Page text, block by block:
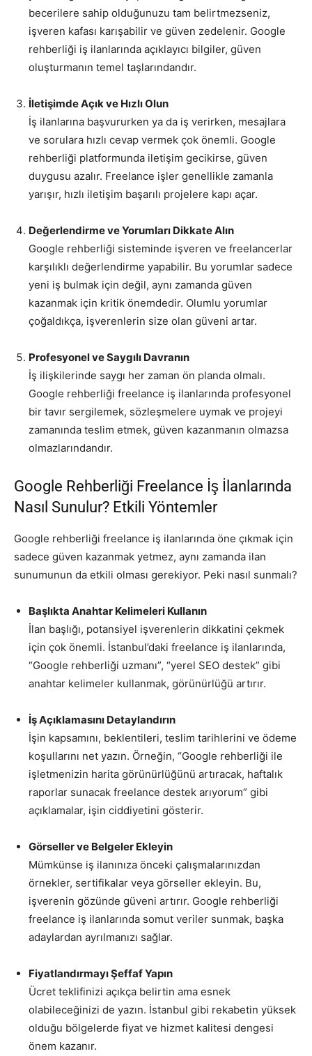
becerilere sahip olduğunuzu tam belirtmezseniz,
işveren kafası karışabilir ve güven zedelenir. Google
rehberliği iş ilanlarında açıklayıcı bilgiler, güven
oluşturmanın temel taşlarındandır.
İletişimde Açık ve Hızlı Olun
İş ilanlarına başvururken ya da iş verirken, mesajlara
ve sorulara hızlı cevap vermek çok önemli. Google
rehberliği platformunda iletişim gecikirse, güven
duygusu azalır. Freelance işler genellikle zamanla
yarışır, hızlı iletişim başarılı projelere kapı açar.
Değerlendirme ve Yorumları Dikkate Alın
Google rehberliği sisteminde işveren ve freelancerlar
karşılıklı değerlendirme yapabilir. Bu yorumlar sadece
yeni iş bulmak için değil, aynı zamanda güven
kazanmak için kritik önemdedir. Olumlu yorumlar
çoğaldıkça, işverenlerin size olan güveni artar.
Profesyonel ve Saygılı Davranın
İş ilişkilerinde saygı her zaman ön planda olmalı.
Google rehberliği freelance iş ilanlarında profesyonel
bir tavır sergilemek, sözleşmelere uymak ve projeyi
zamanında teslim etmek, güven kazanmanın olmazsa
olmazlarındandır.
Google Rehberliği Freelance İş İlanlarında
Nasıl Sunulur? Etkili Yöntemler
Google rehberliği freelance iş ilanlarında öne çıkmak için
sadece güven kazanmak yetmez, aynı zamanda ilan
sunumunun da etkili olması gerekiyor. Peki nasıl sunmalı?
Başlıkta Anahtar Kelimeleri Kullanın
İlan başlığı, potansiyel işverenlerin dikkatini çekmek
için çok önemli. İstanbul’daki freelance iş ilanlarında,
“Google rehberliği uzmanı”, “yerel SEO destek” gibi
anahtar kelimeler kullanmak, görünürlüğü artırır.
İş Açıklamasını Detaylandırın
İşin kapsamını, beklentileri, teslim tarihlerini ve ödeme
koşullarını net yazın. Örneğin, “Google rehberliği ile
işletmenizin harita görünürlüğünü artıracak, haftalık
raporlar sunacak freelance destek arıyorum” gibi
açıklamalar, işin ciddiyetini gösterir.
Görseller ve Belgeler Ekleyin
Mümkünse iş ilanınıza önceki çalışmalarınızdan
örnekler, sertifikalar veya görseller ekleyin. Bu,
işverenin gözünde güveni artırır. Google rehberliği
freelance iş ilanlarında somut veriler sunmak, başka
adaylardan ayrılmanızı sağlar.
Fiyatlandırmayı Şeffaf Yapın
Ücret teklifinizi açıkça belirtin ama esnek
olabileceğinizi de yazın. İstanbul gibi rekabetin yüksek
olduğu bölgelerde fiyat ve hizmet kalitesi dengesi
önem kazanır.